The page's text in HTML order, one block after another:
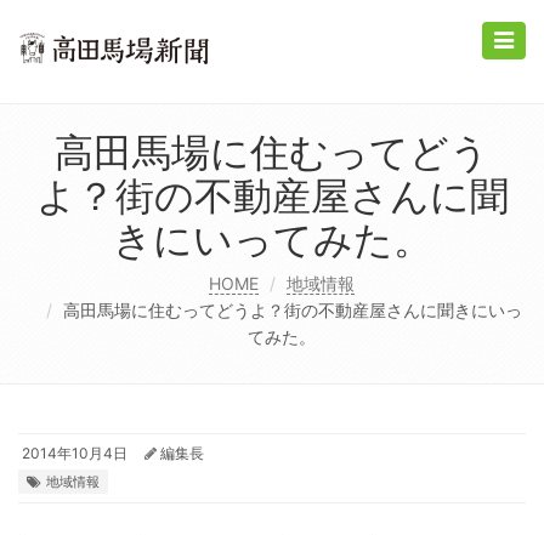
Toggle
高田馬場に住むってどう
よ？街の不動産屋さんに聞
きにいってみた。
HOME
地域情報
高田馬場に住むってどうよ？街の不動産屋さんに聞きにいっ
てみた。
2014年10月4日 編集長
地域情報